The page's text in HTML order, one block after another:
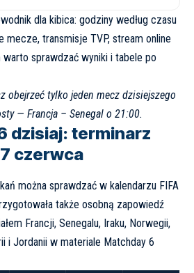
dla kibica: godziny według czasu
mecze, transmisje TVP, stream online
sprawdzać wyniki i tabele po
obejrzeć tylko jeden mecz dzisiejszego
— Francja – Senegal o 21:00.
dzisiaj: terminarz
czerwca
można sprawdzać w kalendarzu FIFA
także osobną zapowiedź
Francji, Senegalu, Iraku, Norwegii,
i Jordanii w materiale Matchday 6